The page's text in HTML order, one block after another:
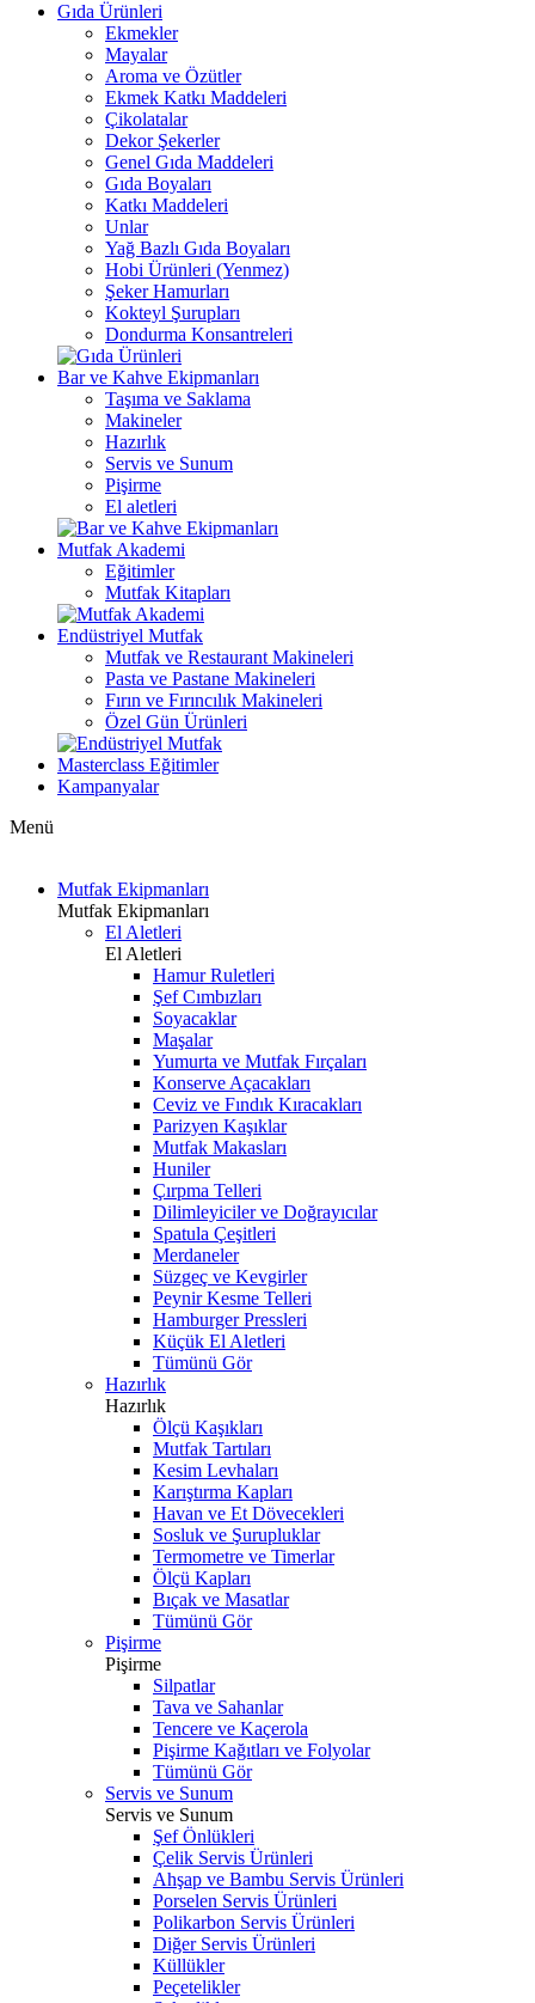
Gıda Ürünleri
Ekmekler
Mayalar
Aroma ve Özütler
Ekmek Katkı Maddeleri
Çikolatalar
Dekor Şekerler
Genel Gıda Maddeleri
Gıda Boyaları
Katkı Maddeleri
Unlar
Yağ Bazlı Gıda Boyaları
Hobi Ürünleri (Yenmez)
Şeker Hamurları
Kokteyl Şurupları
Dondurma Konsantreleri
Bar ve Kahve Ekipmanları
Taşıma ve Saklama
Makineler
Hazırlık
Servis ve Sunum
Pişirme
El aletleri
Mutfak Akademi
Eğitimler
Mutfak Kitapları
Endüstriyel Mutfak
Mutfak ve Restaurant Makineleri
Pasta ve Pastane Makineleri
Fırın ve Fırıncılık Makineleri
Özel Gün Ürünleri
Masterclass Eğitimler
Kampanyalar
Menü
Mutfak Ekipmanları
Mutfak Ekipmanları
El Aletleri
El Aletleri
Hamur Ruletleri
Şef Cımbızları
Soyacaklar
Maşalar
Yumurta ve Mutfak Fırçaları
Konserve Açacakları
Ceviz ve Fındık Kıracakları
Parizyen Kaşıklar
Mutfak Makasları
Huniler
Çırpma Telleri
Dilimleyiciler ve Doğrayıcılar
Spatula Çeşitleri
Merdaneler
Süzgeç ve Kevgirler
Peynir Kesme Telleri
Hamburger Pressleri
Küçük El Aletleri
Tümünü Gör
Hazırlık
Hazırlık
Ölçü Kaşıkları
Mutfak Tartıları
Kesim Levhaları
Karıştırma Kapları
Havan ve Et Dövecekleri
Sosluk ve Şurupluklar
Termometre ve Timerlar
Ölçü Kapları
Bıçak ve Masatlar
Tümünü Gör
Pişirme
Pişirme
Silpatlar
Tava ve Sahanlar
Tencere ve Kaçerola
Pişirme Kağıtları ve Folyolar
Tümünü Gör
Servis ve Sunum
Servis ve Sunum
Şef Önlükleri
Çelik Servis Ürünleri
Ahşap ve Bambu Servis Ürünleri
Porselen Servis Ürünleri
Polikarbon Servis Ürünleri
Diğer Servis Ürünleri
Küllükler
Peçetelikler